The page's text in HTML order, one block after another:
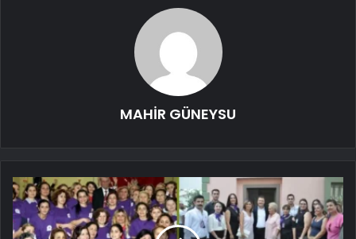
MAHİR GÜNEYSU